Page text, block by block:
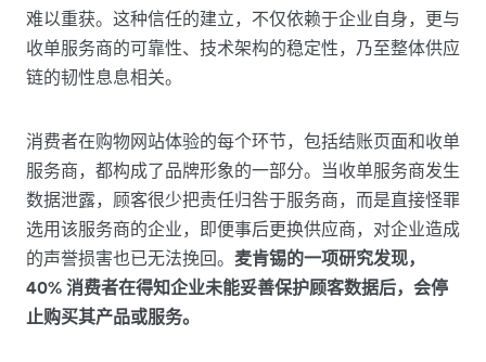
难以重获。这种信任的建立，不仅依赖于企业自身，更与
收单服务商的可靠性、技术架构的稳定性，乃至整体供应
链的韧性息息相关。
消费者在购物网站体验的每个环节，包括结账页面和收单
服务商，都构成了品牌形象的一部分。当收单服务商发生
数据泄露，顾客很少把责任归咎于服务商，而是直接怪罪
选用该服务商的企业，即便事后更换供应商，对企业造成
的声誉损害也已无法挽回。 麦肯锡的一项研究发现，
40% 消费者在得知企业未能妥善保护顾客数据后，会停
止购买其产品或服务。